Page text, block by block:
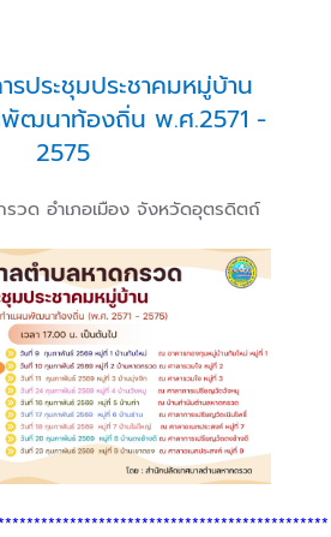
ประชุมประชาคมหมู่บ้าน
ฒนาท้องถิ่น พ.ศ.2571 -
2575
รวด อำเภอเมือง จังหวัดอุตรดิตถ์